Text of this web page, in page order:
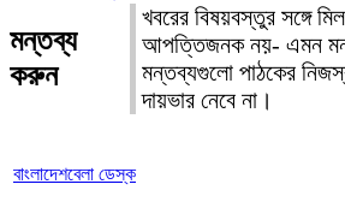
মন্তব্য
করুন
খবরের বিষয়বস্তুর সঙ্গে
আপত্তিজনক নয়- এমন
মন্তব্যগুলো পাঠকের
দায়ভার নেবে না।
বাংলাদেশবেলা ডেস্ক